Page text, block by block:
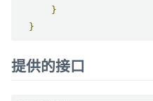
}
}
提供的接口